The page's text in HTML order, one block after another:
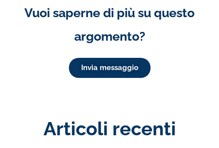
Vuoi saperne di più su questo
argomento?
Invia messaggio
Articoli recenti